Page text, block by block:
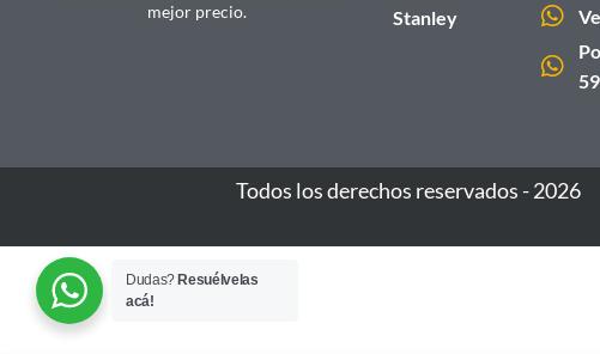
mejor precio.
Stanley
Todos los derechos reservados - 2026
Dudas? Resuélvelas
acá!